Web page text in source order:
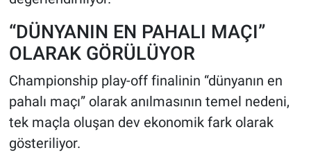
“DÜNYANIN EN PAHALI MAÇI”
OLARAK GÖRÜLÜYOR
Championship play-off finalinin “dünyanın en
pahalı maçı” olarak anılmasının temel nedeni,
tek maçla oluşan dev ekonomik fark olarak
gösteriliyor.